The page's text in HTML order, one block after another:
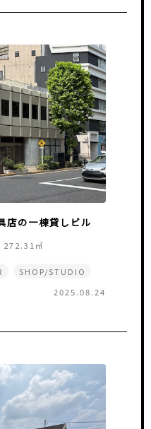
店の一棟貸しビル
272.31㎡
SHOP/STUDIO
2025.08.24